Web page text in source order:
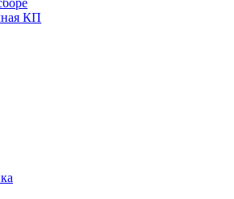
КП